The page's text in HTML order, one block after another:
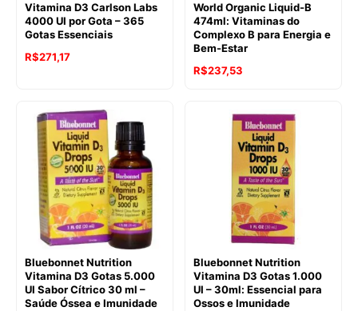
Vitamina D3 Carlson Labs
4000 UI por Gota – 365
Gotas Essenciais
R$271,17
World Organic Liquid-B
474ml: Vitaminas do
Complexo B para Energia e
Bem-Estar
R$237,53
Bluebonnet Nutrition
Vitamina D3 Gotas 5.000
UI Sabor Cítrico 30 ml –
Saúde Óssea e Imunidade
Bluebonnet Nutrition
Vitamina D3 Gotas 1.000
UI – 30ml: Essencial para
Ossos e Imunidade